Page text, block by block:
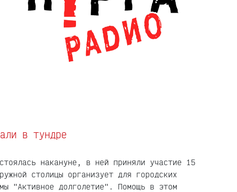
в тундре
накануне, в ней приняли участие 15
столицы организует для городских
"Активное долголетие". Помощь в этом